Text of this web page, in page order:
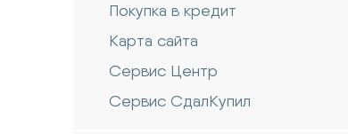
Покупка в кредит
Карта сайта
Сервис Центр
Сервис СдалКупил